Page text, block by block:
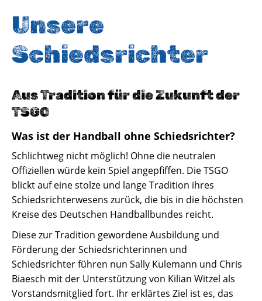
Unsere
Schiedsrichter
Aus Tradition für die Zukunft der
TSGO
Was ist der Handball ohne Schiedsrichter?
Schlichtweg nicht möglich! Ohne die neutralen
Offiziellen würde kein Spiel angepfiffen. Die TSGO
blickt auf eine stolze und lange Tradition ihres
Schiedsrichterwesens zurück, die bis in die höchsten
Kreise des Deutschen Handballbundes reicht.
Diese zur Tradition gewordene Ausbildung und
Förderung der Schiedsrichterinnen und
Schiedsrichter führen nun Sally Kulemann und Chris
Biaesch mit der Unterstützung von Kilian Witzel als
Vorstandsmitglied fort. Ihr erklärtes Ziel ist es, das